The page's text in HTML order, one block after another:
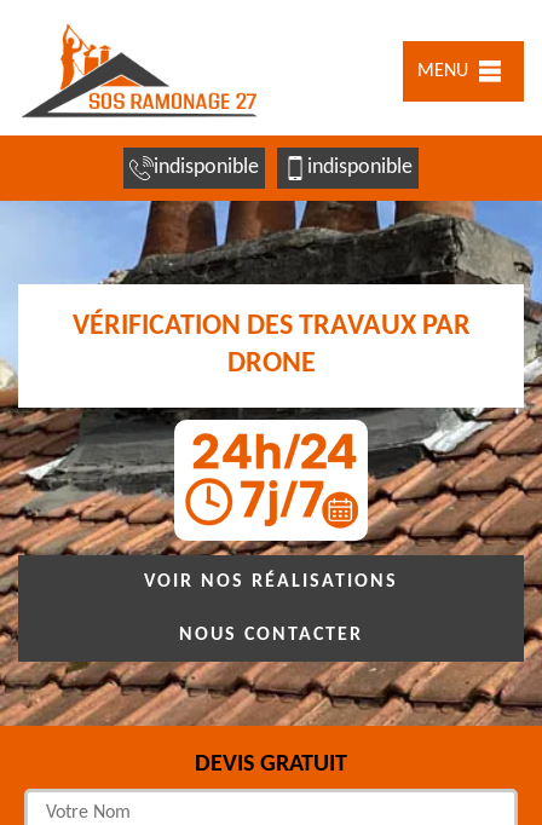
MENU
indisponible indisponible
VÉRIFICATION DES TRAVAUX PAR
DRONE
VOIR NOS RÉALISATIONS
NOUS CONTACTER
DEVIS GRATUIT